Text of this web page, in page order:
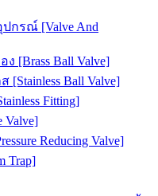
กรณ์ [Valve And
[Brass Ball Valve]
Ball Valve]
Fitting]
Valve]
Reducing Valve]
Trap]